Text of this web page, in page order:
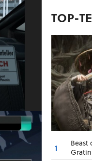
TOP-
1
Beast